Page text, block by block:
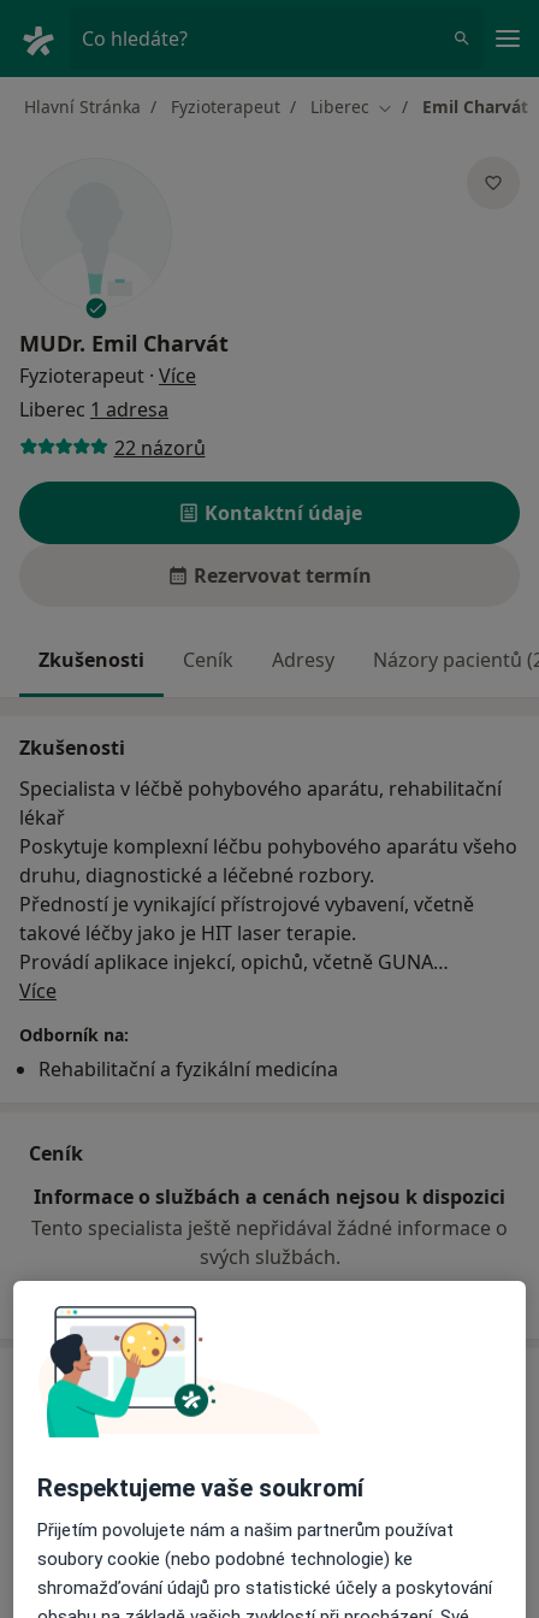
Co hledáte?
Hlavní Stránka Fyzioterapeut Liberec Změna města
Emil Charvát
MUDr. Emil Charvát
Fyzioterapeut · Více
Liberec 1 adresa
22 názorů
Kontaktní údaje
Rezervovat termín
Zkušenosti Ceník Adresy Názory pacientů
Zkušenosti
Specialista v léčbě pohybového aparátu, rehabilitační
lékař
Poskytuje komplexní léčbu pohybového aparátu všeho
druhu, diagnostické a léčebné rozbory.
Předností je vynikající přístrojové vybavení, včetně
takové léčby jako je HIT laser terapie.
Provádí aplikace injekcí, opichů, včetně GUNA
medikamentů.
Více
Odborník na:
Rehabilitační a fyzikální medicína
Ceník
Informace o službách a cenách nejsou k dispozici
Tento specialista ještě nepřidával žádné informace o
svých službách.
Adresa
Odborný rehabilitační lékař
Přiblížit mapuse otevře v nové záložce
Respektujeme vaše soukromí
Přijetím povolujete nám a našim partnerům používat
soubory cookie (nebo podobné technologie) ke
shromažďování údajů pro statistické účely a poskytování